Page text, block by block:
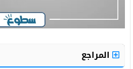
المراجع